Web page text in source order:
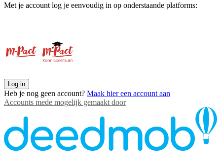
Met je account log je eenvoudig in op onderstaande platforms:
Log in
Heb je nog geen account? Maak hier een account aan
Accounts mede mogelijk gemaakt door